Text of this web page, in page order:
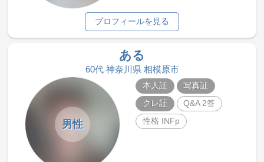
プロフィールを見る
ある
60代 神奈川県 相模原市
男性
本人証
写真証
クレ証
Q&A 2答
性格 INFp